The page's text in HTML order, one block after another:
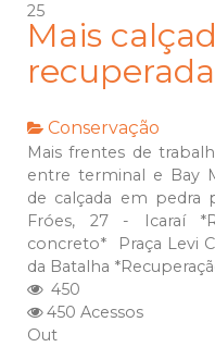
25
Mais
Conservação
Mais frentes de
entre terminal e Bay
de calçada em pedra
Fróes, 27 - Icaraí
concreto* Praça Levi
da Batalha
450
450 Acessos
Out